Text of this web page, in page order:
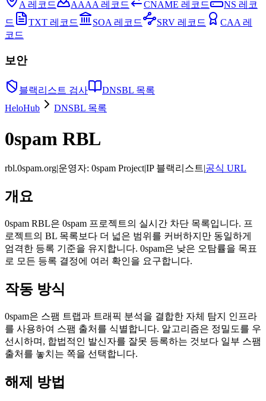
A 레코드 AAAA 레코드 CNAME 레코드
NS 레코
드
TXT 레코드 SOA 레코드 SRV 레코드
CAA 레
코드
보안
블랙리스트 검사
DNSBL 목록
HeloHub
DNSBL 목록
0spam RBL
rbl.0spam.org|운영자: 0spam Project|IP 블랙리스트|공식 URL
개요
0spam RBL은 0spam 프로젝트의 실시간 차단 목록입니다. 프
로젝트의 BL 목록보다 더 넓은 범위를 커버하지만 동일하게
엄격한 등록 기준을 유지합니다. 0spam은 낮은 오탐률을 목표
로 모든 등록 결정에 여러 확인을 요구합니다.
작동 방식
0spam은 스팸 트랩과 트래픽 분석을 결합한 자체 탐지 인프라
를 사용하여 스팸 출처를 식별합니다. 알고리즘은 정밀도를 우
선시하며, 합법적인 발신자를 잘못 등록하는 것보다 일부 스팸
출처를 놓치는 쪽을 선택합니다.
해제 방법